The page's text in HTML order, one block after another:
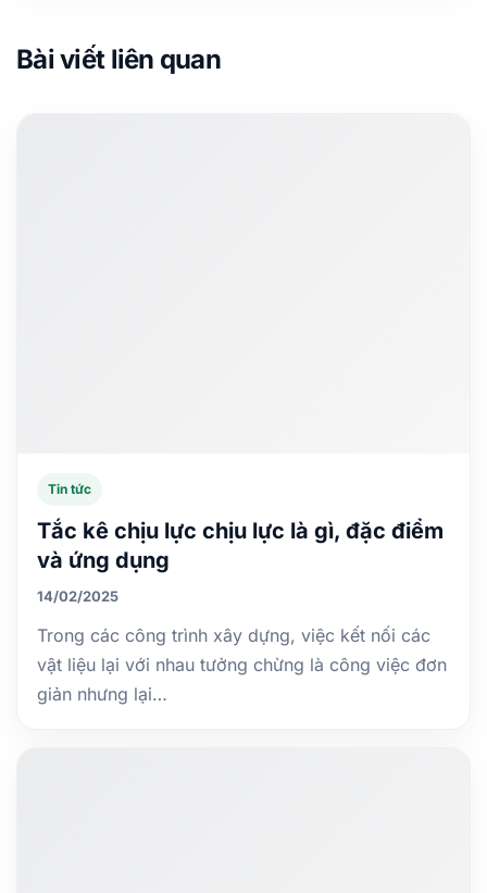
Bài viết liên quan
Tin tức
Tắc kê chịu lực chịu lực là gì, đặc điểm
và ứng dụng
14/02/2025
Trong các công trình xây dựng, việc kết nối các
vật liệu lại với nhau tưởng chừng là công việc đơn
giản nhưng lại…